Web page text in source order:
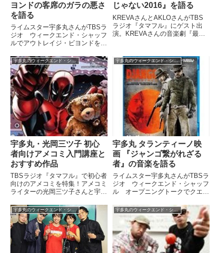
ヨンドの客席のガラの悪さ
を語る
ライムスター宇多丸さんがTBSラ
ジオ ウィークエンド・シャッフ
ルでアウトレイジ・ビヨンドを評
画評に先立って、観客席のお客さ
んたちについても言及していまし
た。さっそく9時台からアウトレ
イジ・ビヨンドの話を始めちゃ...
じゃない2016』を語る
KREVAさんとAKLOさんがTBS
ラジオ『タマフル』にゲスト出
演。KREVAさんの音楽劇『最高
と話していました。#KREVA の
新しい音楽劇「#最高はひとつじ
ゃない2016 SAK...
宇多丸のウィークエンド・シャッフル
宇多丸・光岡三ツ子 初心
者向けアメコミ入門講座と
おすすめ作品
TBSラジオ『タマフル』で初心者
向けのアメコミを特集！アメコミ
ライターの光岡三ツ子さんと宇多
や魅力、そしておすすめ作品を紹
介していました。（宇多丸）今夜
お送りするのはこちらの特集。
『すべての映画ファンに捧ぐ！
...
宇多丸のウィークエンド・シャッフル
宇多丸 タランティーノ映
画 『ジャンゴ繋がれざる
者』の音楽を語る
ライムスター宇多丸さんがTBSラ
ジオ ウィークエンド・シャッフ
ル オープニングトークでクエン
『ジャンゴ繋がれざる者』の音楽
について、このように語っていま
した。（宇多丸）ということで、
そろそろ曲に行こうかと思うん
で...
宇多丸のウィークエンド・シャッフル 宇多丸のウィークエンド・シャッフル